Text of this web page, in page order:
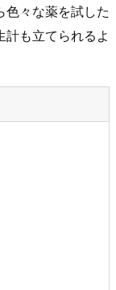
色々な薬を試した
計も立てられるよ